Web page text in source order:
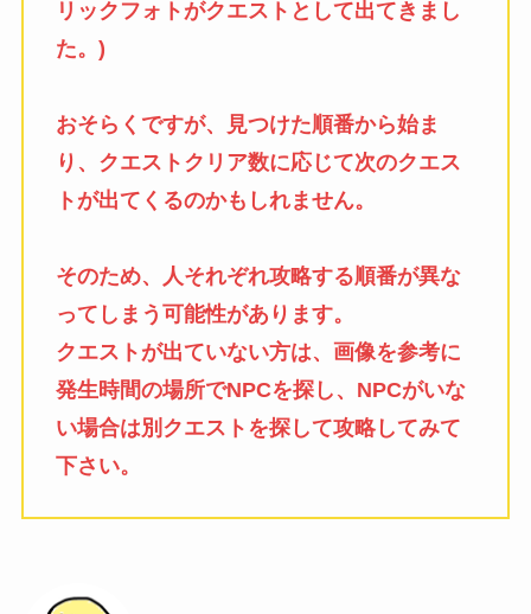
リックフォトがクエストとして出てきまし
た。)
おそらくですが、見つけた順番から始ま
り、クエストクリア数に応じて次のクエス
トが出てくるのかもしれません。
そのため、人それぞれ攻略する順番が異な
ってしまう可能性があります。
クエストが出ていない方は、画像を参考に
発生時間の場所でNPCを探し、NPCがいな
い場合は別クエストを探して攻略してみて
下さい。